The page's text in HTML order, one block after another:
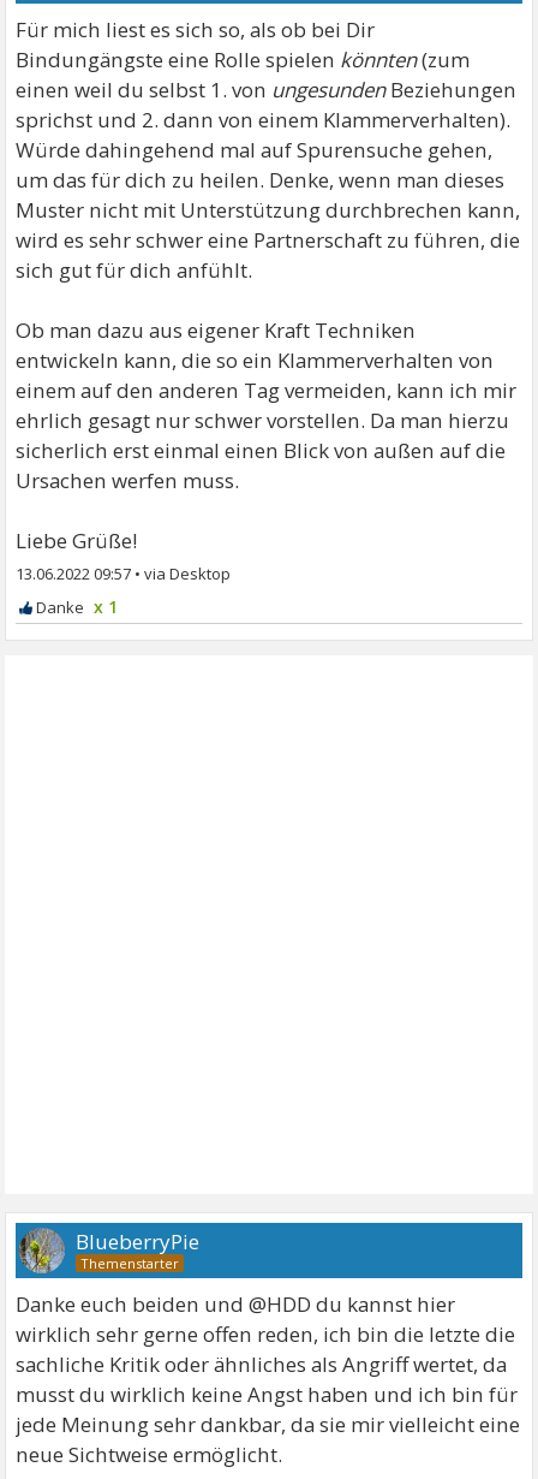
Für mich liest es sich so, als ob bei Dir
Bindungängste eine Rolle spielen könnten(zum
einen weil du selbst 1. von ungesundenBeziehungen
sprichst und 2. dann von einem Klammerverhalten).
Würde dahingehend mal auf Spurensuche gehen,
um das für dich zu heilen. Denke, wenn man dieses
Muster nicht mit Unterstützung durchbrechen kann,
wird es sehr schwer eine Partnerschaft zu führen, die
sich gut für dich anfühlt.
Ob man dazu aus eigener Kraft Techniken
entwickeln kann, die so ein Klammerverhalten von
einem auf den anderen Tag vermeiden, kann ich mir
ehrlich gesagt nur schwer vorstellen. Da man hierzu
sicherlich erst einmal einen Blick von außen auf die
Ursachen werfen muss.
Liebe Grüße!
13.06.2022 09:57 •
x 1
BlueberryPie
Danke euch beiden und @HDD du kannst hier
wirklich sehr gerne offen reden, ich bin die letzte die
sachliche Kritik oder ähnliches als Angriff wertet, da
musst du wirklich keine Angst haben und ich bin für
jede Meinung sehr dankbar, da sie mir vielleicht eine
neue Sichtweise ermöglicht.